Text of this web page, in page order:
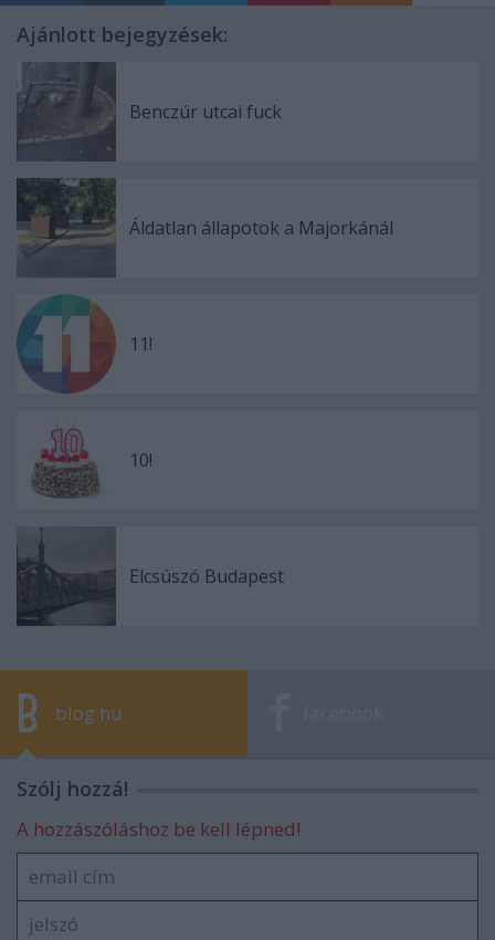
Ajánlott bejegyzések:
Benczúr utcai fuck
Áldatlan állapotok a Majorkánál
11!
10!
Elcsúszó Budapest
blog.hu
Szólj hozzá!
A hozzászóláshoz be kell lépned!